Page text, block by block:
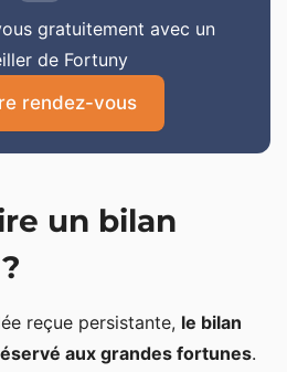
gratuitement avec un
de Fortuny
rendez-vous
un bilan
reçue persistante, le bilan
aux grandes fortunes.